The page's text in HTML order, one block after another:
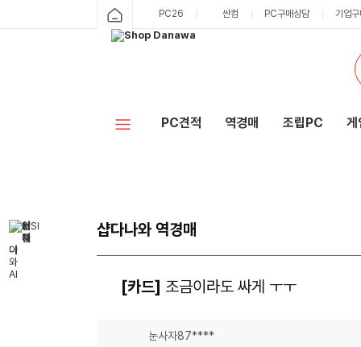
PC26 싼컴 PC구매상담 기업
PC견적 역경매 조립PC 게
샵다나와 역경매
[카드] 조금이라도 싸게 ㅜㅜ
눈사자87****